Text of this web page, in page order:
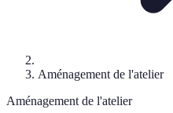
Aménagement de l'atelier
Aménagement de l'atelier